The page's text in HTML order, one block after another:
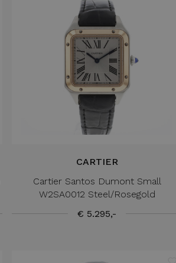
CARTIER
Cartier Santos Dumont Small
W2SA0012 Steel/Rosegold
€ 5.295,-